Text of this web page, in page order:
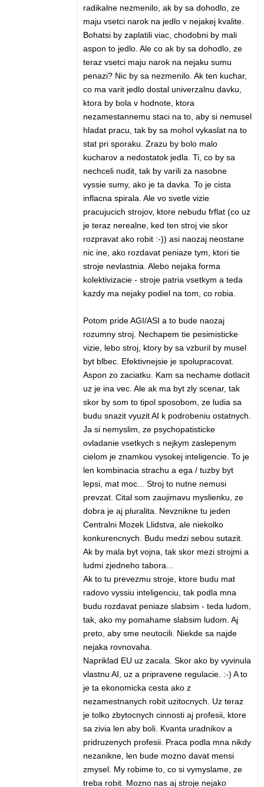
radikalne nezmenilo, ak by sa dohodlo, ze
maju vsetci narok na jedlo v nejakej kvalite.
Bohatsi by zaplatili viac, chodobni by mali
aspon to jedlo. Ale co ak by sa dohodlo, ze
teraz vsetci maju narok na nejaku sumu
penazi? Nic by sa nezmenilo. Ak ten kuchar,
co ma varit jedlo dostal univerzalnu davku,
ktora by bola v hodnote, ktora
nezamestannemu staci na to, aby si nemusel
hladat pracu, tak by sa mohol vykaslat na to
stat pri sporaku. Zrazu by bolo malo
kucharov a nedostatok jedla. Ti, co by sa
nechceli nudit, tak by varili za nasobne
vyssie sumy, ako je ta davka. To je cista
inflacna spirala. Ale vo svetle vizie
pracujucich strojov, ktore nebudu frflat (co uz
je teraz nerealne, ked ten stroj vie skor
rozpravat ako robit :-)) asi naozaj neostane
nic ine, ako rozdavat peniaze tym, ktori tie
stroje nevlastnia. Alebo nejaka forma
kolektivizacie - stroje patria vsetkym a teda
kazdy ma nejaky podiel na tom, co robia.
Potom pride AGI/ASI a to bude naozaj
rozumny stroj. Nechapem tie pesimisticke
vizie, lebo stroj, ktory by sa vzburil by musel
byt blbec. Efektivnejsie je spolupracovat.
Aspon zo zaciatku. Kam sa nechame dotlacit
uz je ina vec. Ale ak ma byt zly scenar, tak
skor by som to tipol sposobom, ze ludia sa
budu snazit vyuzit AI k podrobeniu ostatnych.
Ja si nemyslim, ze psychopatisticke
ovladanie vsetkych s nejkym zaslepenym
cielom je znamkou vysokej inteligencie. To je
len kombinacia strachu a ega / tuzby byt
lepsi, mat moc... Stroj to nutne nemusi
prevzat. Cital som zaujimavu myslienku, ze
dobra je aj pluralita. Nevznikne tu jeden
Centralni Mozek Llidstva, ale niekolko
konkurencnych. Budu medzi sebou sutazit.
Ak by mala byt vojna, tak skor mezi strojmi a
ludmi zjedneho tabora...
Ak to tu prevezmu stroje, ktore budu mat
radovo vyssiu inteligenciu, tak podla mna
budu rozdavat peniaze slabsim - teda ludom,
tak, ako my pomahame slabsim ludom. Aj
preto, aby sme neutocili. Niekde sa najde
nejaka rovnovaha.
Napriklad EU uz zacala. Skor ako by vyvinula
vlastnu AI, uz a pripravene regulacie. :-) A to
je ta ekonomicka cesta ako z
nezamestnanych robit uzitocnych. Uz teraz
je tolko zbytocnych cinnosti aj profesii, ktore
sa zivia len aby boli. Kvanta uradnikov a
pridruzenych profesii. Praca podla mna nikdy
nezanikne, len bude mozno davat mensi
zmysel. My robime to, co si vymyslame, ze
treba robit. Mozno nas aj stroje nejako